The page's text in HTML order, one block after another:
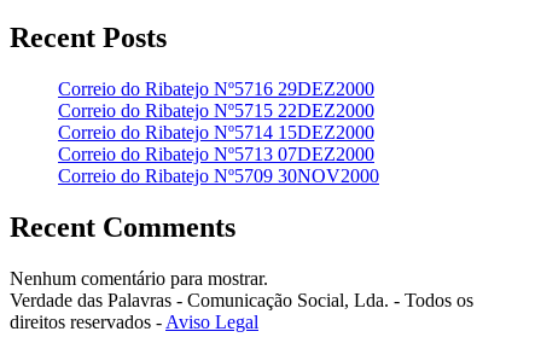
Recent Posts
Correio do Ribatejo Nº5716 29DEZ2000
Correio do Ribatejo Nº5715 22DEZ2000
Correio do Ribatejo Nº5714 15DEZ2000
Correio do Ribatejo Nº5713 07DEZ2000
Correio do Ribatejo Nº5709 30NOV2000
Recent Comments
Nenhum comentário para mostrar.
Verdade das Palavras - Comunicação Social, Lda. - Todos os
direitos reservados - Aviso Legal